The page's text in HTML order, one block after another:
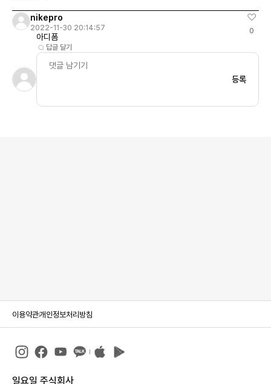
nikepro
2022-11-30 20:14:57
아디폼
답글 달기
0
등록
이용약관개인정보처리방침
일요일 주식회사